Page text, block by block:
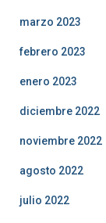
marzo 2023
febrero 2023
enero 2023
diciembre 2022
noviembre 2022
agosto 2022
julio 2022